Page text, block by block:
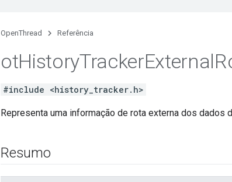
OpenThread Referência
otHistoryTrackerExternal
#include <history_tracker.h>
Representa uma informação de rota externa dos dados
Resumo